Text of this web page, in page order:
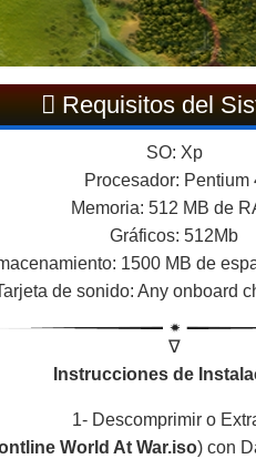
Requisitos del
SO: Xp
Procesador: Pentium
Memoria: 512 MB de
Gráficos: 512Mb
1500 MB de
de sonido: Any onboard
∇
Instrucciones de
1- Descomprimir o
World At War.iso) con